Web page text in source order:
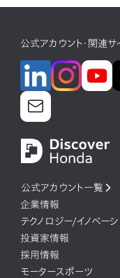
公式アカウント・関連サ
公式アカウント一覧
企業情報
テクノロジー/イノベーシ
投資家情報
採用情報
モータースポーツ